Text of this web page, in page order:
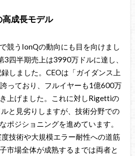
成長モデル
競うIonQの動向にも目を向けまし
3四半期売上は3990万ドルに達し、
しました。CEOは「ガイダンス上
っており、フルイヤーも1億600万
上げました。これに対しRigettiの
と見劣りしますが、技術分野での
ポジショニングを進めています。
技術や大規模エラー耐性への道筋
市場全体が成熟するまでは両者と